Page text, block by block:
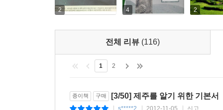
네번째 지역은 ‘제주의 서남쪽’으로 하멜과 서
을 썼던 저자의 김정희에 대한 해박한 지식을
소개된다.
마지막 ‘가시리에서 돈내코까지’에서는 제주마,
일본인 인류학자 이즈미 세이이찌를 소개한다.
이야기는 이채롭고 뜻깊다.
2 4 2
전체 리뷰 (116)
1 2
종이책 구매 [3/50] 제주를 알기 위한 기본서